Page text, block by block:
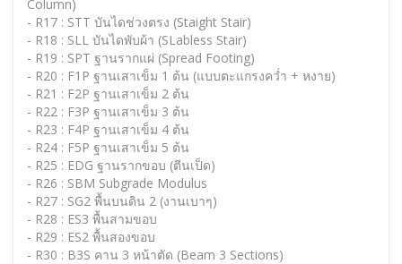
Column)
- R17 : STT บันไดช่วงตรง (Staight Stair)
- R18 : SLL บันไดพับผ้า (SLabless Stair)
- R19 : SPT ฐานรากแผ่ (Spread Footing)
- R20 : F1P ฐานเสาเข็ม 1 ต้น (แบบตะแกรงคว่ำ + หงาย)
- R21 : F2P ฐานเสาเข็ม 2 ต้น
- R22 : F3P ฐานเสาเข็ม 3 ต้น
- R23 : F4P ฐานเสาเข็ม 4 ต้น
- R24 : F5P ฐานเสาเข็ม 5 ต้น
- R25 : EDG ฐานรากขอบ (ตีนเป็ด)
- R26 : SBM Subgrade Modulus
- R27 : SG2 พื้นบนดิน 2 (งานเบาๆ)
- R28 : ES3 พื้นสามขอบ
- R29 : ES2 พื้นสองขอบ
- R30 : B3S คาน 3 หน้าตัด (Beam 3 Sections)